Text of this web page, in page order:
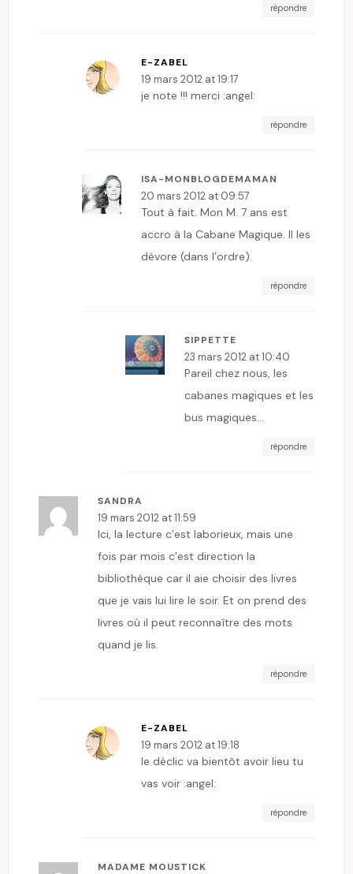
répondre
E-ZABEL
19 mars 2012 at 19:17
je note !!! merci :angel:
répondre
ISA-MONBLOGDEMAMAN
20 mars 2012 at 09:57
Tout à fait. Mon M. 7 ans est
accro à la Cabane Magique. Il les
dévore (dans l’ordre).
répondre
SIPPETTE
23 mars 2012 at 10:40
Pareil chez nous, les
cabanes magiques et les
bus magiques…
répondre
SANDRA
19 mars 2012 at 11:59
Ici, la lecture c’est laborieux, mais une
fois par mois c’est direction la
bibliothèque car il aie choisir des livres
que je vais lui lire le soir. Et on prend des
livres où il peut reconnaître des mots
quand je lis.
répondre
E-ZABEL
19 mars 2012 at 19:18
le déclic va bientôt avoir lieu tu
vas voir :angel:
répondre
MADAME MOUSTICK